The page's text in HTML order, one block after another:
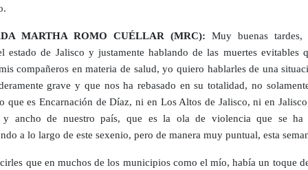
MARTHA ROMO CUÉLLAR (MRC): Muy buenas tardes,
estado de Jalisco y justamente hablando de las muertes evitables
compañeros en materia de salud, yo quiero hablarles de una
grave y que nos ha rebasado en su totalidad, no
que es Encarnación de Díaz, ni en Los Altos de Jalisco, ni en
ancho de nuestro país, que es la ola de violencia que se ha
a lo largo de este sexenio, pero de manera muy puntual, esta
que en muchos de los municipios como el mío, había un toque